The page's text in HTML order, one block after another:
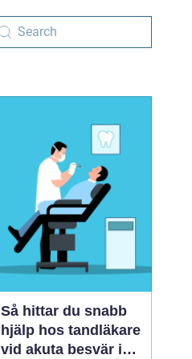
Så hittar du snabb
hjälp hos tandläkare
vid akuta besvär i